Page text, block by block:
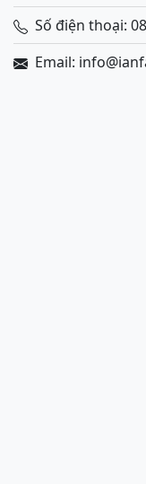
Số điện thoại:
Email: